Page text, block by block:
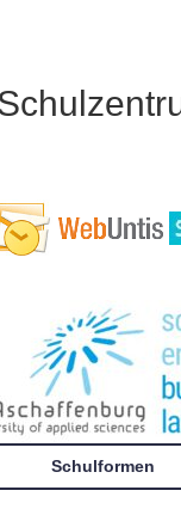
Schulformen